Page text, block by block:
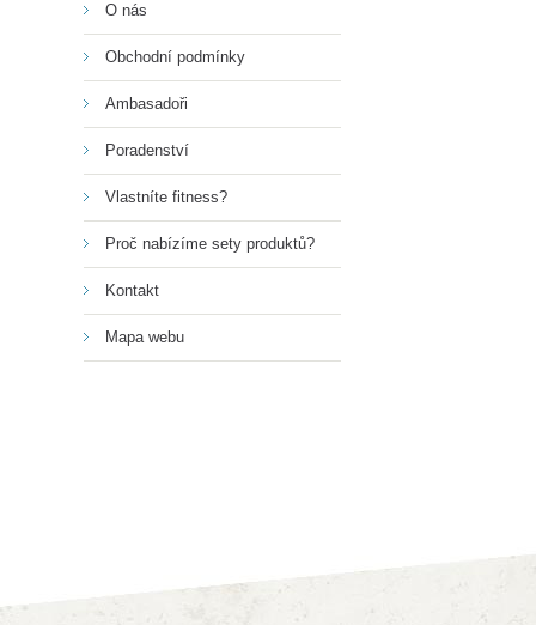
O nás
Obchodní podmínky
Ambasadoři
Poradenství
Vlastníte fitness?
Proč nabízíme sety produktů?
Kontakt
Mapa webu